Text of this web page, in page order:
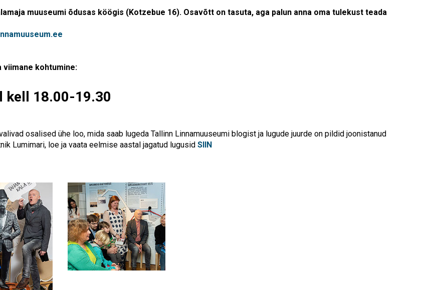
swipe
muuseumi õdusas köögis (Kotzebue 16). Osavõtt on tasuta, aga palun anna oma tulekust teada
viimane kohtumine:
kell 18.00-19.30
osalised ühe loo, mida saab lugeda Tallinn Linnamuuseumi blogist ja lugude juurde on pildid joonistanud
Lumimari, loe ja vaata eelmise aastal jagatud lugusid SIIN